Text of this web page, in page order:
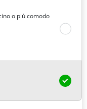
o più comodo